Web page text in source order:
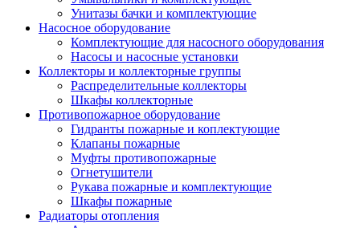
Унитазы бачки и комплектующие
Насосное оборудование
Комплектующие для насосного оборудования
Насосы и насосные установки
Коллекторы и коллекторные группы
Распределительные коллекторы
Шкафы коллекторные
Противопожарное оборудование
Гидранты пожарные и коплектующие
Клапаны пожарные
Муфты противопожарные
Огнетушители
Рукава пожарные и комплектующие
Шкафы пожарные
Радиаторы отопления